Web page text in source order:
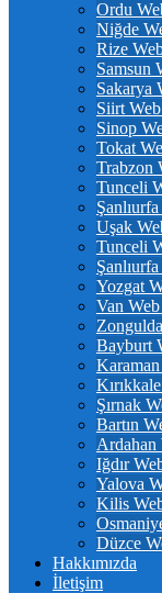
Ordu
Niğde
Rize
Samsun
Sakarya
Siirt Web
Sinop
Tokat
Trabzon
Tunceli
Uşak
Tunceli
Yozgat
Van Web
Bayburt
Karaman
Şırnak
Bartın
Ardahan
Iğdır
Yalova
Kilis
Düzce
Hakkımızda
İletişim